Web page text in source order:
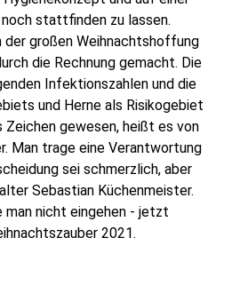
stattfinden zu lassen.
der großen Weihnachtshoffung
die Rechnung gemacht. Die
Infektionszahlen und die
und Herne als Risikogebiet
Zeichen gewesen, heißt es von
Man trage eine Verantwortung
sei schmerzlich, aber
Sebastian Küchenmeister.
man nicht eingehen - jetzt
2021.